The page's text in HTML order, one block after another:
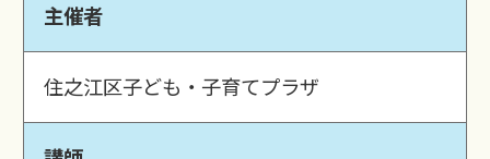
主催者
住之江区子ども・子育てプラザ